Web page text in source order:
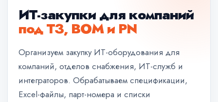
ИТ-закупки для компаний
под ТЗ, BOM и PN
Организуем закупку ИТ-оборудования для
компаний, отделов снабжения, ИТ-служб и
интеграторов. Обрабатываем спецификации,
Excel-файлы, парт-номера и списки